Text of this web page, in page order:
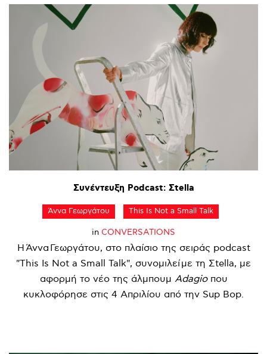
Συνέντευξη Podcast: Σtella
Άννα Γεωργάτου This Is Not a Small Talk
in CONVERSATIONS
Η Άννα Γεωργάτου, στο πλαίσιο της σειράς podcast
"This Is Not a Small Talk", συνομιλεί με τη Σtella, με
αφορμή το νέο της άλμπουμ Adagioπου
κυκλοφόρησε στις 4 Απριλίου από την Sup Bop.